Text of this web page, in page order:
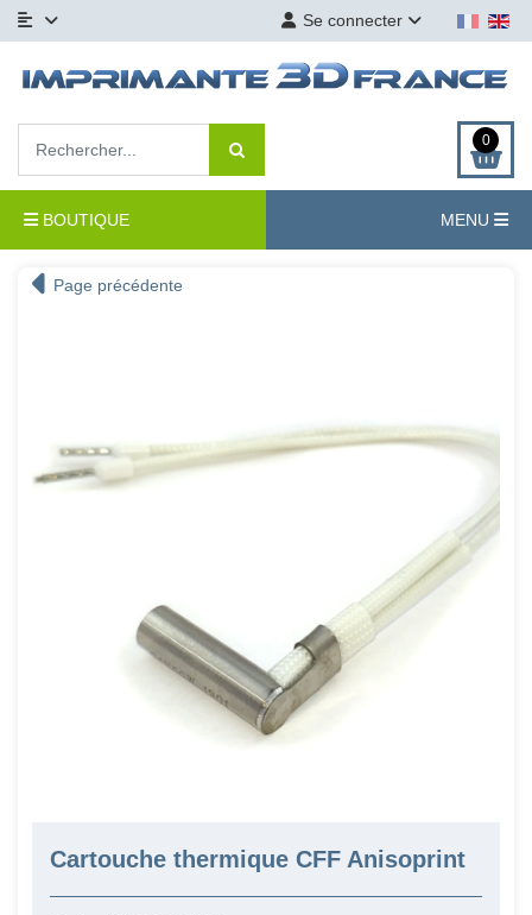
Se connecter
0
BOUTIQUE MENU
Page précédente
Cartouche thermique CFF Anisoprint